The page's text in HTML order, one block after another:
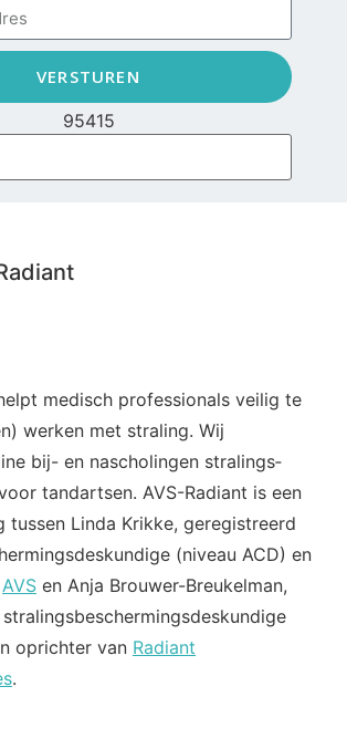
VERSTUREN
95415
medisch professionals veilig te
werken met straling. Wij
bij- en nascholingen stralings­
tandartsen. AVS-Radiant is een
tussen Linda Krikke, geregistreerd
(niveau ACD) en
AVS en Anja Brouwer-Breukelman,
oprichter van Radiant
.